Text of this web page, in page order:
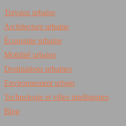
Travaux urbains
Architecture urbaine
Économie urbaine
Mobilité urbaine
Destinations urbaines
Environnement urbain
Technologie et villes intelligentes
Blog